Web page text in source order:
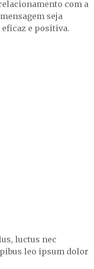
com a
seja
e positiva.
luctus nec
leo ipsum dolor